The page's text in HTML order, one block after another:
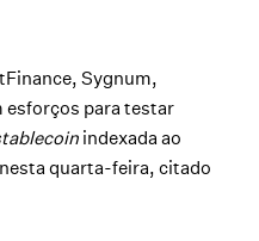
Sygnum,
esforços para testar
indexada ao
quarta-feira, citado